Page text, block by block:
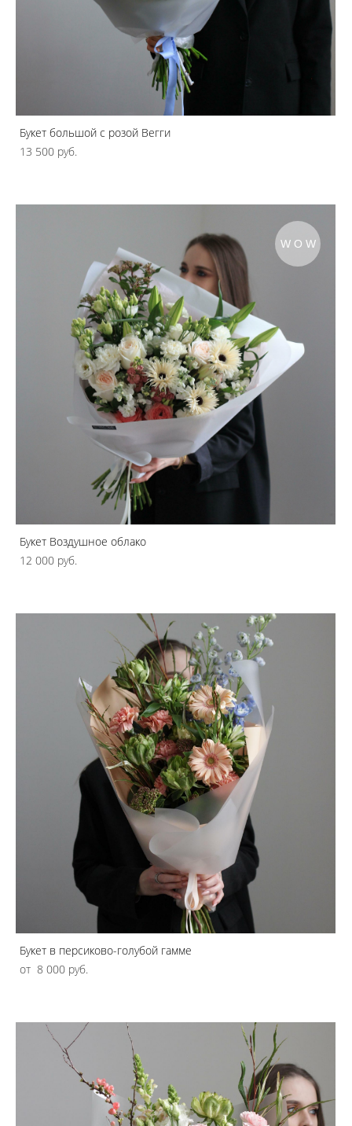
Букет большой с розой Вегги
13 500 pуб.
WOW
Букет Воздушное облако
12 000 pуб.
Букет в персиково-голубой гамме
от 8 000 pуб.